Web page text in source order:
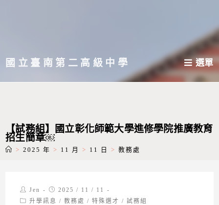
主國立臺南第二高級中學 選單
【試務組】國立彰化師範大學進修學院推廣教育
招生簡章￼
> 2025 年 > 11 月 > 11 日 > 教務處
Post
author:
Jen
Post
published:
2025 / 11 / 11
Post升學訊息 / 教務處 / 特殊選才 / 試務組